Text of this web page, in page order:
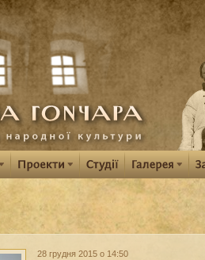
28 грудня 2015 о 14:50